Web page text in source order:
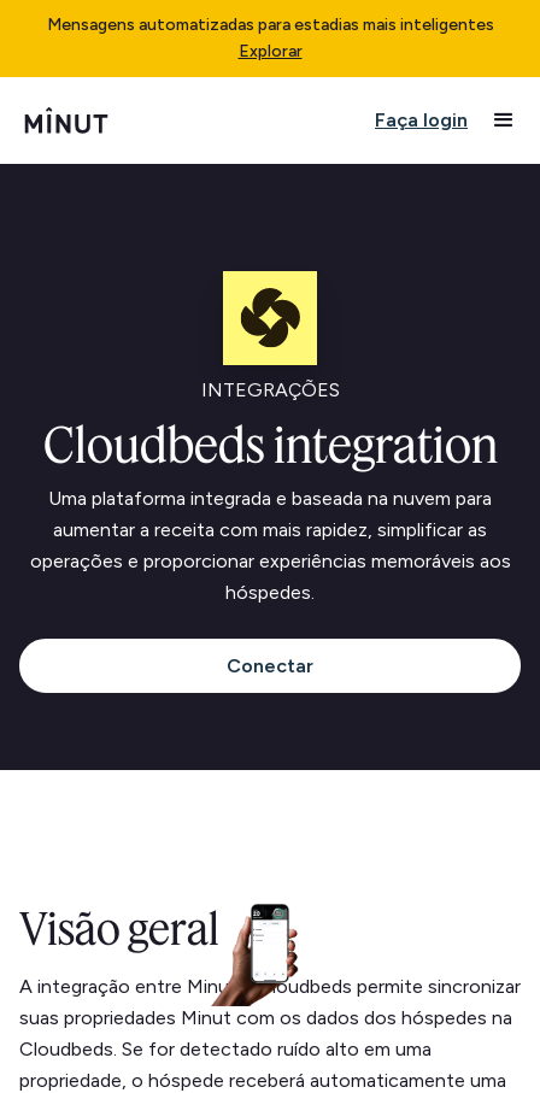
Mensagens automatizadas para estadias mais inteligentes
Explorar
Faça login
INTEGRAÇÕES
Cloudbeds integration
Uma plataforma integrada e baseada na nuvem para
aumentar a receita com mais rapidez, simplificar as
operações e proporcionar experiências memoráveis ​​aos
hóspedes.
Conectar
Visão geral
A integração entre Minut e Cloudbeds permite sincronizar
suas propriedades Minut com os dados dos hóspedes na
Cloudbeds. Se for detectado ruído alto em uma
propriedade, o hóspede receberá automaticamente uma